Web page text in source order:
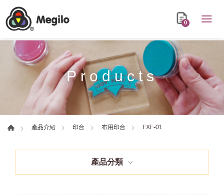
0
Products
產品介紹 印台 布用印台 FXF-01
產品分類